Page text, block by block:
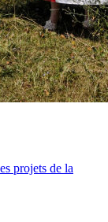
projets de la